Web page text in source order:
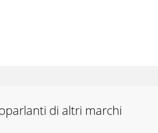
di altri marchi